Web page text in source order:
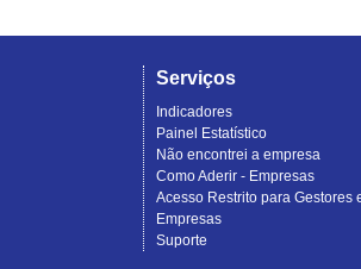
Serviços
Indicadores
Painel Estatístico
Não encontrei a empresa
Como Aderir - Empresas
Acesso Restrito para Gestores
Empresas
Suporte